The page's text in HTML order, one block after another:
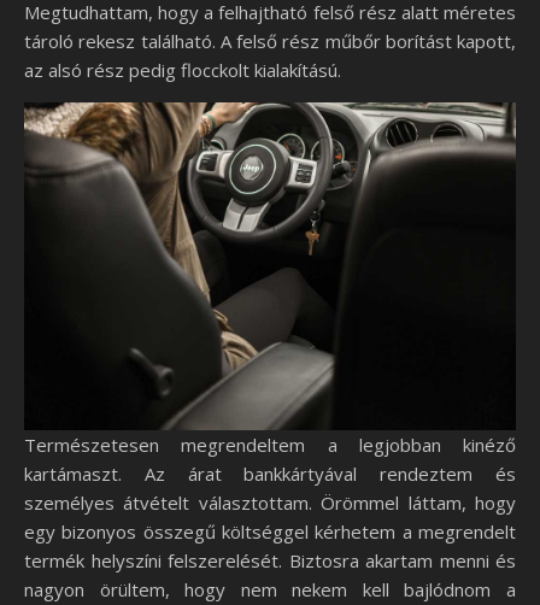
Megtudhattam, hogy a felhajtható felső rész alatt méretes
tároló rekesz található. A felső rész műbőr borítást kapott,
az alsó rész pedig flocckolt kialakítású.
Természetesen megrendeltem a legjobban kinéző
kartámaszt. Az árat bankkártyával rendeztem és
személyes átvételt választottam. Örömmel láttam, hogy
egy bizonyos összegű költséggel kérhetem a megrendelt
termék helyszíni felszerelését. Biztosra akartam menni és
nagyon örültem, hogy nem nekem kell bajlódnom a